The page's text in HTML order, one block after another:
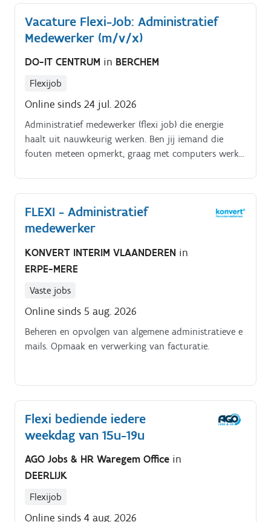
verwerking van administratieve dossiers. Je komt
terecht in een collegiale werkomgeving waar
samenwerking, betrokkenheid en kwaliteit centraal
werkbonnen Registreren van gepresteerde uren
Verwerken van werkstaten Uitvoeren van
opvolgen van administratieve gegevens
Vacature Flexi-Job: Administratief
Medewerker (m/v/x)
DO-IT CENTRUM in BERCHEM
Flexijob
Online sinds 24 jul. 2026
Administratief medewerker (flexi job) die energie
haalt uit nauwkeurig werken. Ben jij iemand die
fouten meteen opmerkt, graag met computers werkt
FLEXI - Administratief
medewerker
KONVERT INTERIM VLAANDEREN in
ERPE-MERE
Vaste jobs
Online sinds 5 aug. 2026
Beheren en opvolgen van algemene administratieve e
mails. Opmaak en verwerking van facturatie.
Flexi bediende iedere
weekdag van 15u-19u
AGO Jobs & HR Waregem Office in
DEERLIJK
Flexijob
Online sinds 4 aug. 2026